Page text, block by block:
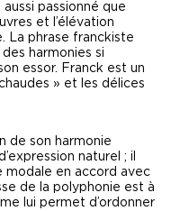
passionné que
et l’élévation
La phrase franckiste
harmonies si
essor. Franck est un
» et les délices
de son harmonie
naturel ; il
modale en accord avec
de la polyphonie est à
lui permet d’ordonner